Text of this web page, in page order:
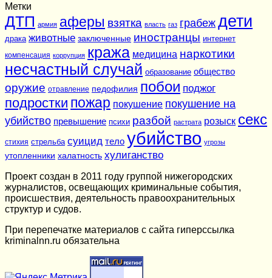
Метки
ДТП армия аферы взятка власть газ грабеж дети
драка животные заключенные иностранцы интернет
компенсация коррупция кража медицина наркотики
несчастный случай образование общество
оружие отравление педофилия побои поджог
подростки пожар покушение покушение на
убийство превышение психи разбой растрата розыск секс
стихия стрельба суицид тело убийство угрозы
утопленники халатность хулиганство
Проект создан в 2011 году группой нижегородских
журналистов, освещающих криминальные события,
происшествия, деятельность правоохранительных
структур и судов.
При перепечатке материалов c сайта гиперссылка
kriminalnn.ru обязательна